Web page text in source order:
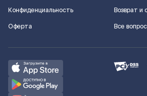
Конфиденциальность
Оферта
Возврат и
Все